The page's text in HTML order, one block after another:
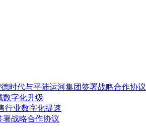
时代与平陆运河集团签署战略合作协议
数字化升级
行业数字化提速
署战略合作协议